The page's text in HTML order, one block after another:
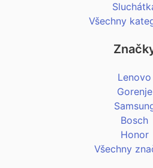
Všechny
Lenovo
Gorenje
Bosch
Honor
Všechny